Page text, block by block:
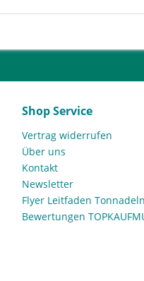
Shop Service
Vertrag widerrufen
Über uns
Kontakt
Newsletter
Flyer Leitfaden
Bewertungen